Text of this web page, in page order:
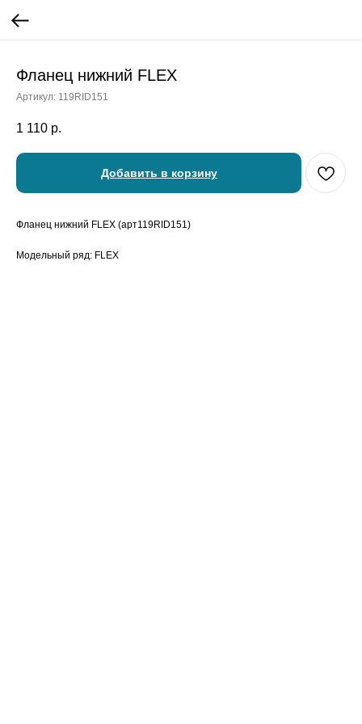
Фланец нижний FLEX
Артикул: 119RID151
1 110 р.
Добавить в корзину
Фланец нижний FLEX (арт119RID151)
Модельный ряд: FLEX